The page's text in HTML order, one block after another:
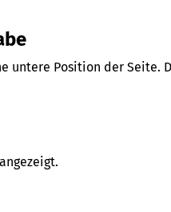
untere Position der Seite.